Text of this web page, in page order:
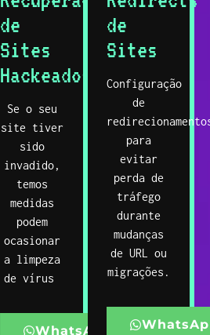
de
Sites
Hackeados
Se o seu
site tiver
sido
invadido,
temos
medidas
podem
ocasionar
a limpeza
de vírus
WhatsApp
de
Sites
Configuração
de
para
evitar
perda de
tráfego
durante
mudanças
de URL ou
migrações.